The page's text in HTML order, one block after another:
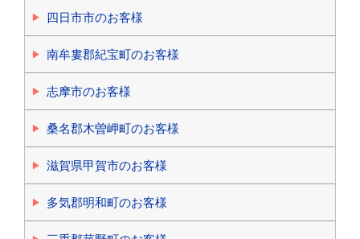
四日市市のお客様
南牟婁郡紀宝町のお客様
志摩市のお客様
桑名郡木曽岬町のお客様
滋賀県甲賀市のお客様
多気郡明和町のお客様